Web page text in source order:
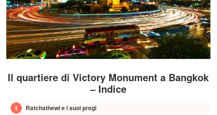
Il quartiere di Victory Monument a Bangkok
– Indice
Ratchathewi e i suoi pregi